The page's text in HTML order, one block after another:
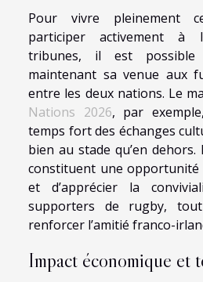
Pour vivre pleinement
participer activement à
tribunes, il est
maintenant sa venue aux
entre les deux nations. Le
Nations 2026, par
temps fort des échanges
bien au stade qu’en
constituent une opportunité
et d’apprécier la
supporters de rugby,
renforcer l’amitié franco-
Impact économique et